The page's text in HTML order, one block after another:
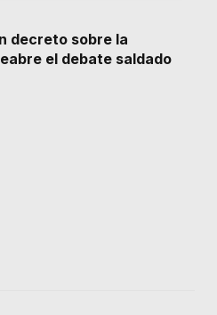
decreto sobre la
el debate saldado